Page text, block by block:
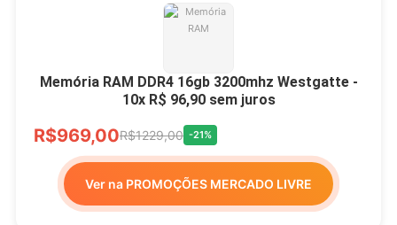
Memória RAM DDR4 16gb 3200mhz Westgatte -
10x R$ 96,90 sem juros
R$969,00R$1229,00 -21%
Ver na PROMOÇÕES MERCADO LIVRE